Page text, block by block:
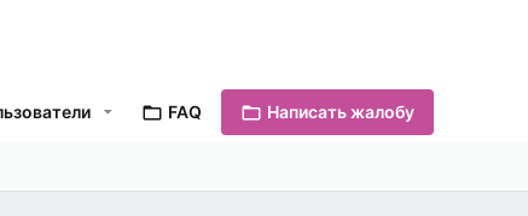
FAQ Написать жалобу